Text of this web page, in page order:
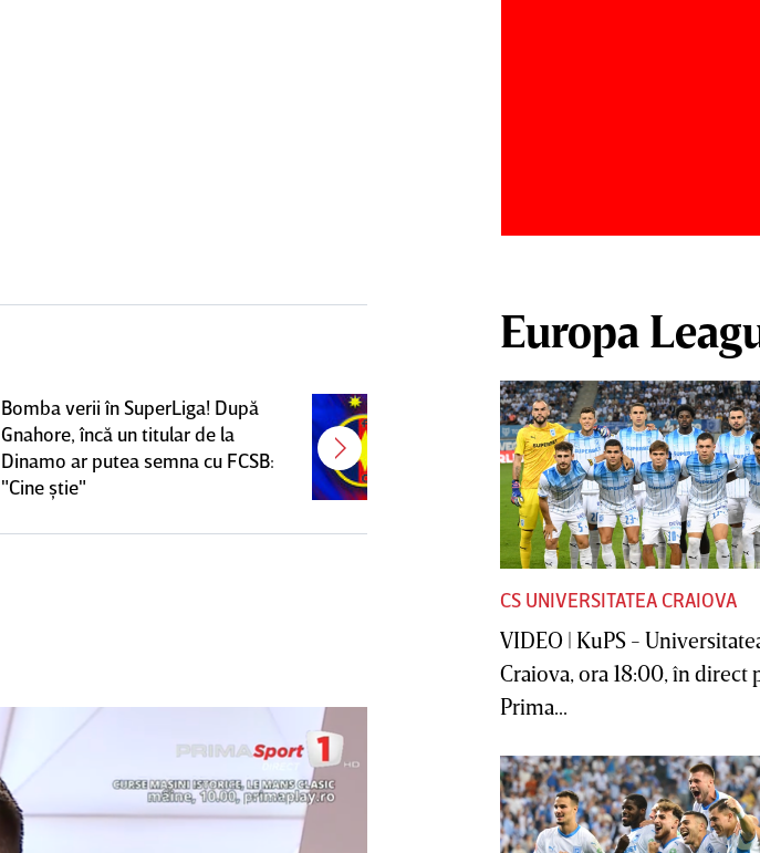
Bomba verii în SuperLiga! După
Gnahore, încă un titular de la
Dinamo ar putea semna cu FCSB:
"Cine ştie"
E gata! FCSB a transferat un
jucător campion şi câştigător de
Europa
CS UNIVERSITATEA CRAIOVA
VIDEO | KuPS -
Craiova, ora 18:00, în direct
Prima...